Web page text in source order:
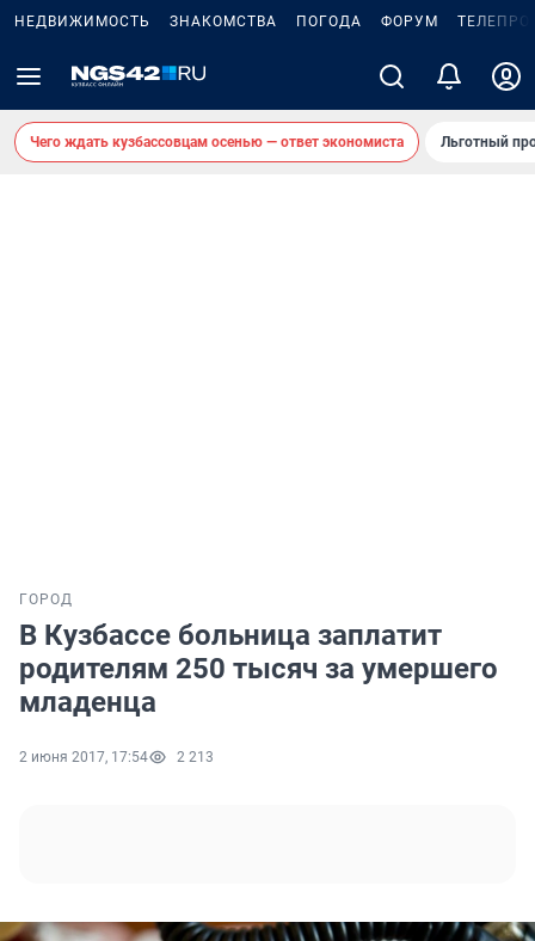
НЕДВИЖИМОСТЬ ЗНАКОМСТВА ПОГОДА ФОРУМ
Чего ждать кузбассовцам осенью — ответ экономиста Льготный
ГОРОД
В Кузбассе больница заплатит
родителям 250 тысяч за умершего
младенца
2 июня 2017, 17:54 2 213